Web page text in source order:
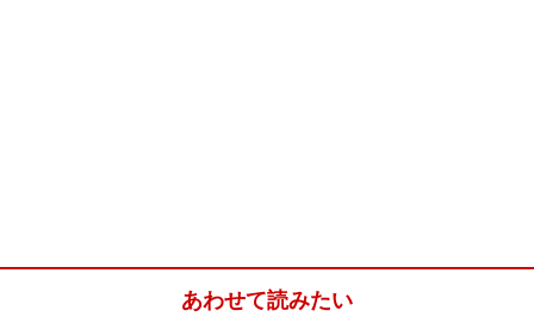
あわせて読みたい